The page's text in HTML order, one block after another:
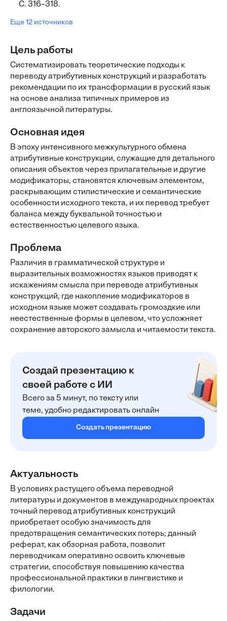
С. 316–318.
Еще 12 источников
Цель работы
Систематизировать теоретические подходы к
переводу атрибутивных конструкций и разработать
рекомендации по их трансформации в русский язык
на основе анализа типичных примеров из
англоязычной литературы.
Основная идея
В эпоху интенсивного межкультурного обмена
атрибутивные конструкции, служащие для детального
описания объектов через прилагательные и другие
модификаторы, становятся ключевым элементом,
раскрывающим стилистические и семантические
особенности исходного текста, и их перевод требует
баланса между буквальной точностью и
естественностью целевого языка.
Проблема
Различия в грамматической структуре и
выразительных возможностях языков приводят к
искажениям смысла при переводе атрибутивных
конструкций, где накопление модификаторов в
исходном языке может создавать громоздкие или
неестественные формы в целевом, что усложняет
сохранение авторского замысла и читаемости текста.
Создай презентацию к
своей работе с ИИ
Всего за 5 минут, по тексту или
теме, удобно редактировать онлайн
Создать презентацию
Актуальность
В условиях растущего объема переводной
литературы и документов в международных проектах
точный перевод атрибутивных конструкций
приобретает особую значимость для
предотвращения семантических потерь; данный
реферат, как обзорная работа, позволит
переводчикам оперативно освоить ключевые
стратегии, способствуя повышению качества
профессиональной практики в лингвистике и
филологии.
Задачи